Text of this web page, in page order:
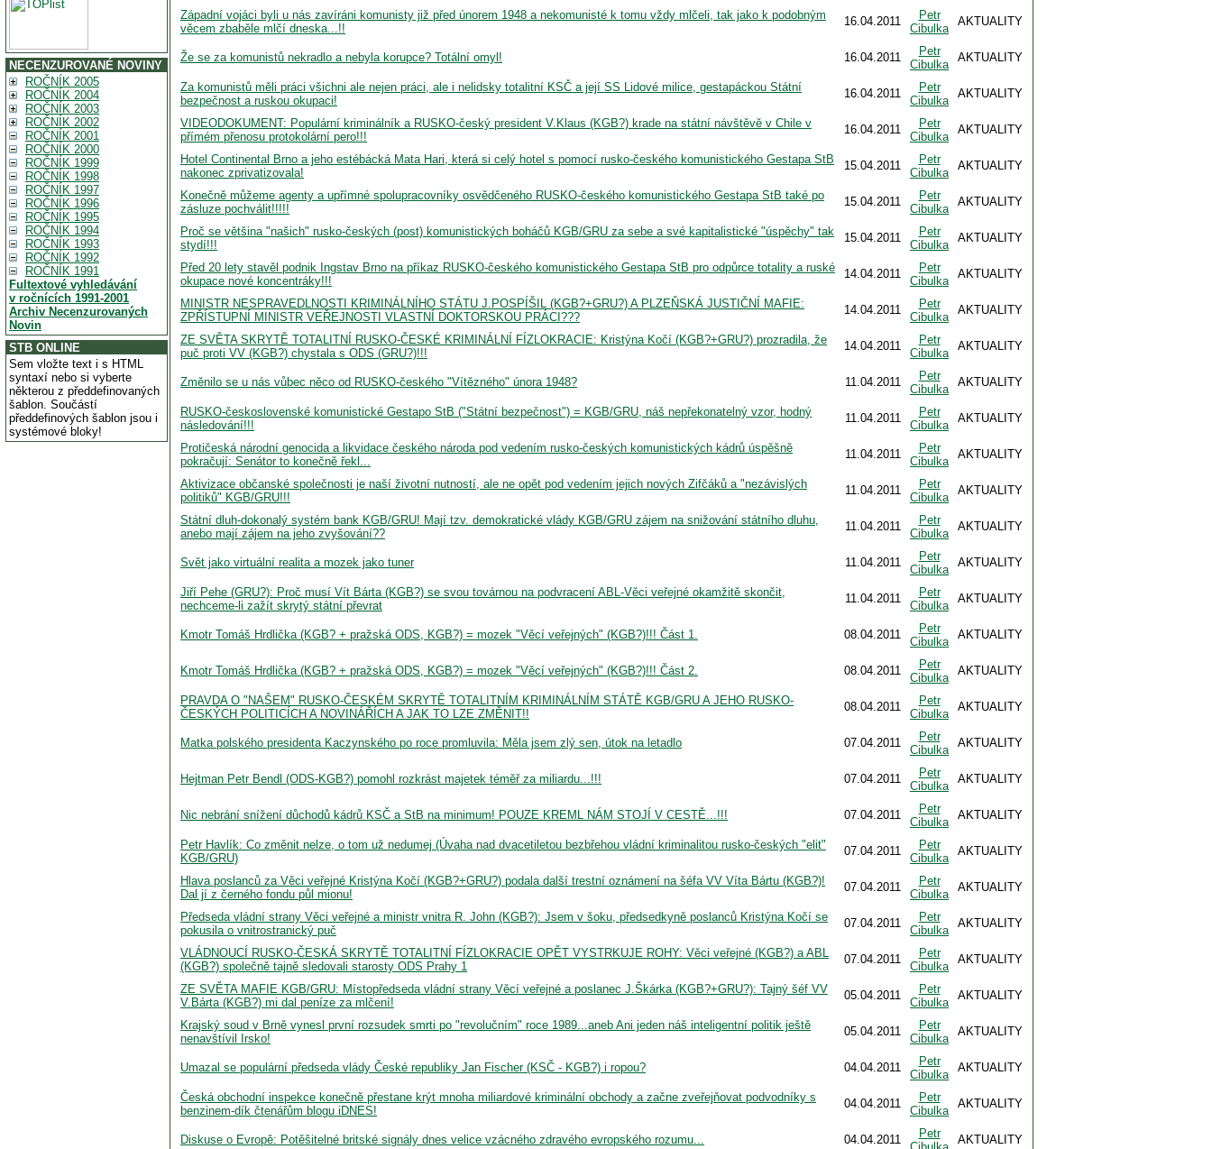
NECENZUROVANÉ NOVINY
ROČNÍK 2005
ROČNÍK 2004
ROČNÍK 2003
ROČNÍK 2002
ROČNÍK 2001
ROČNÍK 2000
ROČNÍK 1999
ROČNÍK 1998
ROČNÍK 1997
ROČNÍK 1996
ROČNÍK 1995
ROČNÍK 1994
ROČNÍK 1993
ROČNÍK 1992
ROČNÍK 1991
Fultextové vyhledávání
v ročnících 1991-2001
Archiv Necenzurovaných
Novin
STB ONLINE
Sem vložte text i s HTML
syntaxí nebo si vyberte
některou z předdefinovaných
šablon. Součástí
předdefinových šablon jsou i
systémové bloky!
Západní vojáci byli u nás zavíráni komunisty již před únorem 1948 a nekomunisté k tomu vždy mlčeli, tak jako k podobným
věcem zbaběle mlčí dneska...!!
16.04.2011
Petr
Cibulka
AKTUALITY
Že se za komunistů nekradlo a nebyla korupce? Totální omyl! 16.04.2011
Petr
Cibulka
AKTUALITY
Za komunistů měli práci všichni ale nejen práci, ale i nelidsky totalitní KSČ a její SS Lidové milice, gestapáckou Státní
bezpečnost a ruskou okupaci!
16.04.2011
Petr
Cibulka
AKTUALITY
VIDEODOKUMENT: Populární kriminálník a RUSKO-český president V.Klaus (KGB?) krade na státní návštěvě v Chile v
přímém přenosu protokolární pero!!!
16.04.2011
Petr
Cibulka
AKTUALITY
Hotel Continental Brno a jeho estébácká Mata Hari, která si celý hotel s pomocí rusko-českého komunistického Gestapa StB
nakonec zprivatizovala!
15.04.2011
Petr
Cibulka
AKTUALITY
Konečně můžeme agenty a upřímné spolupracovníky osvědčeného RUSKO-českého komunistického Gestapa StB také po
zásluze pochválit!!!!!
15.04.2011
Petr
Cibulka
AKTUALITY
Proč se většina "našich" rusko-českých (post) komunistických boháčů KGB/GRU za sebe a své kapitalistické "úspěchy" tak
stydí!!!
15.04.2011
Petr
Cibulka
AKTUALITY
Před 20 lety stavěl podnik Ingstav Brno na příkaz RUSKO-českého komunistického Gestapa StB pro odpůrce totality a ruské
okupace nové koncentráky!!!
14.04.2011
Petr
Cibulka
AKTUALITY
MINISTR NESPRAVEDLNOSTI KRIMINÁLNÍHO STÁTU J.POSPÍŠIL (KGB?+GRU?) A PLZEŇSKÁ JUSTIČNÍ MAFIE:
ZPŘÍSTUPNÍ MINISTR VEŘEJNOSTI VLASTNÍ DOKTORSKOU PRÁCI???
14.04.2011
Petr
Cibulka
AKTUALITY
ZE SVĚTA SKRYTĚ TOTALITNÍ RUSKO-ČESKÉ KRIMINÁLNÍ FÍZLOKRACIE: Kristýna Kočí (KGB?+GRU?) prozradila, že
puč proti VV (KGB?) chystala s ODS (GRU?)!!!
14.04.2011
Petr
Cibulka
AKTUALITY
Změnilo se u nás vůbec něco od RUSKO-českého "Vítězného" února 1948? 11.04.2011
Petr
Cibulka
AKTUALITY
RUSKO-československé komunistické Gestapo StB ("Státní bezpečnost") = KGB/GRU, náš nepřekonatelný vzor, hodný
následování!!!
11.04.2011
Petr
Cibulka
AKTUALITY
Protičeská národní genocida a likvidace českého národa pod vedením rusko-českých komunistických kádrů úspěšně
pokračují: Senátor to konečně řekl...
11.04.2011
Petr
Cibulka
AKTUALITY
Aktivizace občanské společnosti je naší životní nutností, ale ne opět pod vedením jejich nových Zifčáků a "nezávislých
politiků" KGB/GRU!!!
11.04.2011
Petr
Cibulka
AKTUALITY
Státní dluh-dokonalý systém bank KGB/GRU! Mají tzv. demokratické vlády KGB/GRU zájem na snižování státního dluhu,
anebo mají zájem na jeho zvyšování??
11.04.2011
Petr
Cibulka
AKTUALITY
Svět jako virtuální realita a mozek jako tuner 11.04.2011
Petr
Cibulka
AKTUALITY
Jiří Pehe (GRU?): Proč musí Vít Bárta (KGB?) se svou továrnou na podvracení ABL-Věci veřejné okamžitě skončit,
nechceme-li zažít skrytý státní převrat
11.04.2011
Petr
Cibulka
AKTUALITY
Kmotr Tomáš Hrdlička (KGB? + pražská ODS, KGB?) = mozek "Věcí veřejných" (KGB?)!!! Část 1. 08.04.2011
Petr
Cibulka
AKTUALITY
Kmotr Tomáš Hrdlička (KGB? + pražská ODS, KGB?) = mozek "Věcí veřejných" (KGB?)!!! Část 2. 08.04.2011
Petr
Cibulka
AKTUALITY
PRAVDA O "NAŠEM" RUSKO-ČESKÉM SKRYTĚ TOTALITNÍM KRIMINÁLNÍM STÁTĚ KGB/GRU A JEHO RUSKO-
ČESKÝCH POLITICÍCH A NOVINÁŘÍCH A JAK TO LZE ZMĚNIT!!
08.04.2011
Petr
Cibulka
AKTUALITY
Matka polského presidenta Kaczynského po roce promluvila: Měla jsem zlý sen, útok na letadlo 07.04.2011
Petr
Cibulka
AKTUALITY
Hejtman Petr Bendl (ODS-KGB?) pomohl rozkrást majetek téměř za miliardu...!!! 07.04.2011
Petr
Cibulka
AKTUALITY
Nic nebrání snížení důchodů kádrů KSČ a StB na minimum! POUZE KREML NÁM STOJÍ V CESTĚ...!!! 07.04.2011
Petr
Cibulka
AKTUALITY
Petr Havlík: Co změnit nelze, o tom už nedumej (Úvaha nad dvacetiletou bezbřehou vládní kriminalitou rusko-českých "elit"
KGB/GRU)
07.04.2011
Petr
Cibulka
AKTUALITY
Hlava poslanců za Věci veřejné Kristýna Kočí (KGB?+GRU?) podala další trestní oznámení na šéfa VV Víta Bártu (KGB?)!
Dal jí z černého fondu půl mionu!
07.04.2011
Petr
Cibulka
AKTUALITY
Předseda vládní strany Věci veřejné a ministr vnitra R. John (KGB?): Jsem v šoku, předsedkyně poslanců Kristýna Kočí se
pokusila o vnitrostranický puč
07.04.2011
Petr
Cibulka
AKTUALITY
VLÁDNOUCÍ RUSKO-ČESKÁ SKRYTĚ TOTALITNÍ FÍZLOKRACIE OPĚT VYSTRKUJE ROHY: Věci veřejné (KGB?) a ABL
(KGB?) společně tajně sledovali starosty ODS Prahy 1
07.04.2011
Petr
Cibulka
AKTUALITY
ZE SVĚTA MAFIE KGB/GRU: Místopředseda vládní strany Věcí veřejné a poslanec J.Škárka (KGB?+GRU?): Tajný šéf VV
V.Bárta (KGB?) mi dal peníze za mlčení!
05.04.2011
Petr
Cibulka
AKTUALITY
Krajský soud v Brně vynesl první rozsudek smrti po "revolučním" roce 1989...aneb Ani jeden náš inteligentní politik ještě
nenavštívil Irsko!
05.04.2011
Petr
Cibulka
AKTUALITY
Umazal se populární předseda vlády České republiky Jan Fischer (KSČ - KGB?) i ropou? 04.04.2011
Petr
Cibulka
AKTUALITY
Česká obchodní inspekce konečně přestane krýt mnoha miliardové kriminální obchody a začne zveřejňovat podvodníky s
benzinem-dík čtenářům blogu iDNES!
04.04.2011
Petr
Cibulka
AKTUALITY
Diskuse o Evropě: Potěšitelné britské signály dnes velice vzácného zdravého evropského rozumu... 04.04.2011
Petr
AKTUALITY